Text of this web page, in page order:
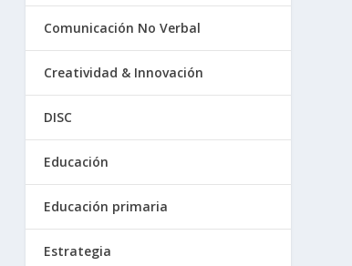
Comunicación No Verbal
Creatividad & Innovación
DISC
Educación
Educación primaria
Estrategia